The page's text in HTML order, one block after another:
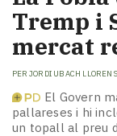
Tremp i
mercat
PER JORDI UBACH LLORENS
El Govern
pallareses i hi
un topall al preu